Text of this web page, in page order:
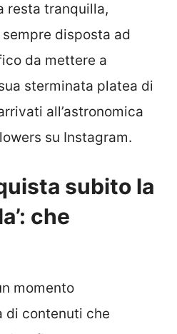
resta tranquilla,
disposta ad
da mettere a
sterminata platea di
all’astronomica
su Instagram.
subito la
che
momento
di contenuti che